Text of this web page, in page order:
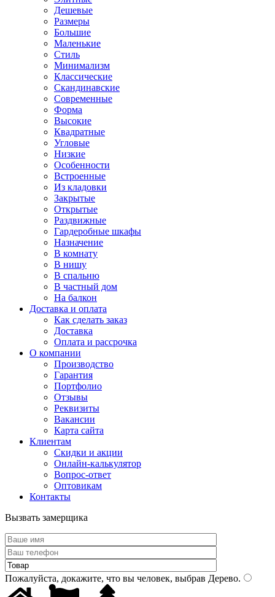
Дешевые
Размеры
Большие
Маленькие
Стиль
Минимализм
Классические
Скандинавские
Современные
Форма
Высокие
Квадратные
Угловые
Низкие
Особенности
Встроенные
Из кладовки
Закрытые
Открытые
Раздвижные
Гардеробные шкафы
Назначение
В комнату
В нишу
В спальню
В частный дом
На балкон
Доставка и оплата
Как сделать заказ
Доставка
Оплата и рассрочка
О компании
Производство
Гарантия
Портфолио
Отзывы
Реквизиты
Вакансии
Карта сайта
Клиентам
Скидки и акции
Онлайн-калькулятор
Вопрос-ответ
Оптовикам
Контакты
Вызвать замерщика
Пожалуйста, докажите, что вы человек, выбрав Дерево.